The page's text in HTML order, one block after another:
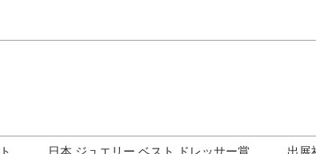
日本 ジュエリー ベスト ドレッサー賞
出展